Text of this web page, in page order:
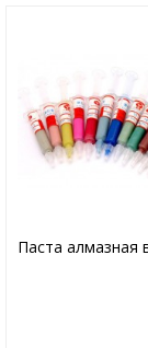
Паста алмазная